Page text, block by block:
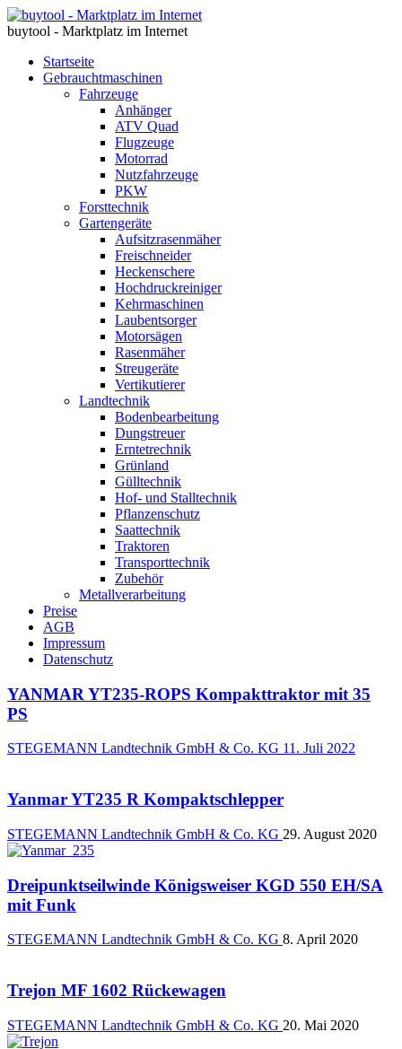
buytool - Marktplatz im Internet
Startseite
Gebrauchtmaschinen
Fahrzeuge
Anhänger
ATV Quad
Flugzeuge
Motorrad
Nutzfahrzeuge
PKW
Forsttechnik
Gartengeräte
Aufsitzrasenmäher
Freischneider
Heckenschere
Hochdruckreiniger
Kehrmaschinen
Laubentsorger
Motorsägen
Rasenmäher
Streugeräte
Vertikutierer
Landtechnik
Bodenbearbeitung
Dungstreuer
Erntetrechnik
Grünland
Gülltechnik
Hof- und Stalltechnik
Pflanzenschutz
Saattechnik
Traktoren
Transporttechnik
Zubehör
Metallverarbeitung
Preise
AGB
Impressum
Datenschutz
YANMAR YT235-ROPS Kompakttraktor mit 35
PS
STEGEMANN Landtechnik GmbH & Co. KG 11. Juli 2022
Yanmar YT235 R Kompaktschlepper
STEGEMANN Landtechnik GmbH & Co. KG 29. August 2020
Dreipunktseilwinde Königsweiser KGD 550 EH/SA
mit Funk
STEGEMANN Landtechnik GmbH & Co. KG 8. April 2020
Trejon MF 1602 Rückewagen
STEGEMANN Landtechnik GmbH & Co. KG 20. Mai 2020